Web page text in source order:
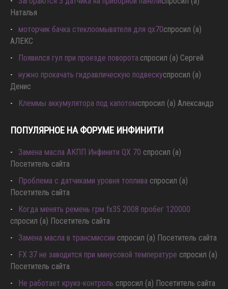
Наталья
моторчик бачка стеклоомывателя для qx70спросил (а)
АЛЕКС
Появился гул при проезде поворота.спросил (а) Сергей
нужно прокачать гидравлическую подвескуспросил (а)
Денис
Клеммы аккумулятора под капотомспросил (а) Александр
ПОПУЛЯРНОЕ НА ФОРУМЕ ИНФИНИТИ
Замена масла АКПП Инфинити QX 70 спросил (а)
Посетитель сайта
Проблема с датчиками уровня топлива спросил (а)
Посетитель сайта
Когда менять ремень грм fx35 2008 пробег 120000
спросил (а) Посетитель сайта
Замена масла в трансмиссии спросил (а) Посетитель сайта
FX 37 не заводится при минусовой температуре спросил (а)
Посетитель сайта
Не работает круиз-контроль спросил (а) Посетитель сайта